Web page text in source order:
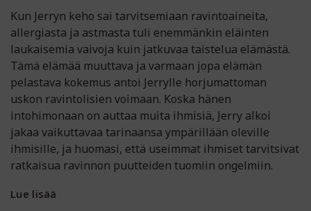
Kun Jerryn keho sai tarvitsemiaan ravintoaineita,
allergiasta ja astmasta tuli enemmänkin eläinten
laukaisemia vaivoja kuin jatkuvaa taistelua elämästä.
Tämä elämää muuttava ja varmaan jopa elämän
pelastava kokemus antoi Jerrylle horjumattoman
uskon ravintolisien voimaan. Koska hänen
intohimonaan on auttaa muita ihmisiä, Jerry alkoi
jakaa vaikuttavaa tarinaansa ympärillään oleville
ihmisille, ja huomasi, että useimmat ihmiset tarvitsivat
ratkaisua ravinnon puutteiden tuomiin ongelmiin.
Lue lisää